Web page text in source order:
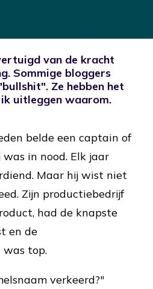
van de kracht
Sommige bloggers
Ze hebben het
uitleggen waarom.
belde een captain of
in nood. Elk jaar
Maar hij wist niet
Zijn productiebedrijf
had de knapste
en de
top.
verkeerd?"